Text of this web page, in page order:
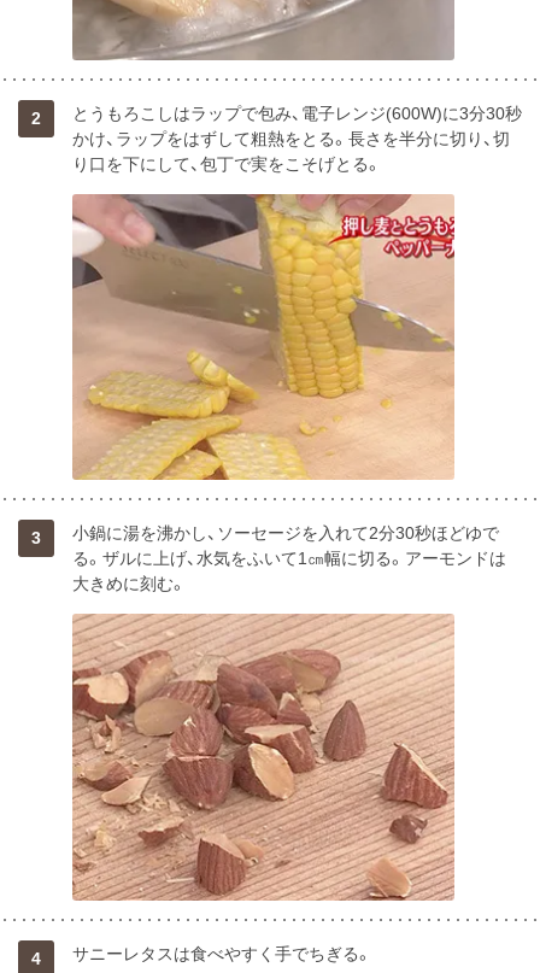
2
とうもろこしはラップで包み、電子レンジ(600W)に3分30秒
かけ、ラップをはずして粗熱をとる。長さを半分に切り、切
り口を下にして、包丁で実をこそげとる。
3
小鍋に湯を沸かし、ソーセージを入れて2分30秒ほどゆで
る。ザルに上げ、水気をふいて1㎝幅に切る。アーモンドは
大きめに刻む。
4 サニーレタスは食べやすく手でちぎる。